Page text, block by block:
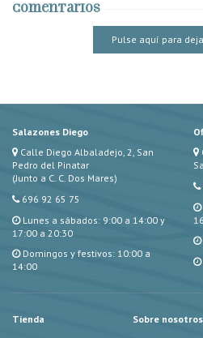
Comentarios
Pulse aquí para
Salazones Diego
Calle Diego Albaladejo, 2, San
Pedro del Pinatar
(Junto a C. C. Dos Mares)
696 92 65 75
Lunes a sábados: 9:00 a 14:00 y
17:00 a 20:30
Domingos y festivos: 10:00 a
14:00
Tienda Sobre nosotros